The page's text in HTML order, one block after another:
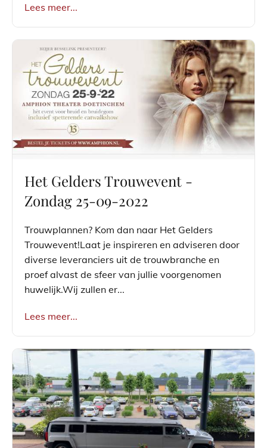
Lees meer...
Het Gelders Trouwevent -
Zondag 25-09-2022
Trouwplannen? Kom dan naar Het Gelders
Trouwevent!Laat je inspireren en adviseren door
diverse leveranciers uit de trouwbranche en
proef alvast de sfeer van jullie voorgenomen
huwelijk.Wij zullen er...
Lees meer...